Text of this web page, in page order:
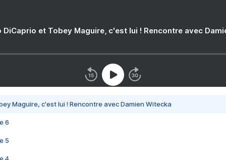
DiCaprio et Tobey Maguire, c'est lui ! Rencontre avec
Maguire, c'est lui ! Rencontre avec Damien Witecka
6
5